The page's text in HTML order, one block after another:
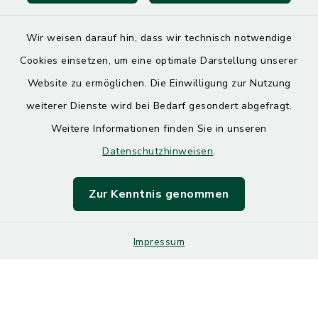
Wir weisen darauf hin, dass wir technisch notwendige
Cookies einsetzen, um eine optimale Darstellung unserer
Website zu ermöglichen. Die Einwilligung zur Nutzung
weiterer Dienste wird bei Bedarf gesondert abgefragt.
Weitere Informationen finden Sie in unseren
Datenschutzhinweisen.
Zur Kenntnis genommen
Impressum
Barrierefreiheit
Impressum
Sitemap